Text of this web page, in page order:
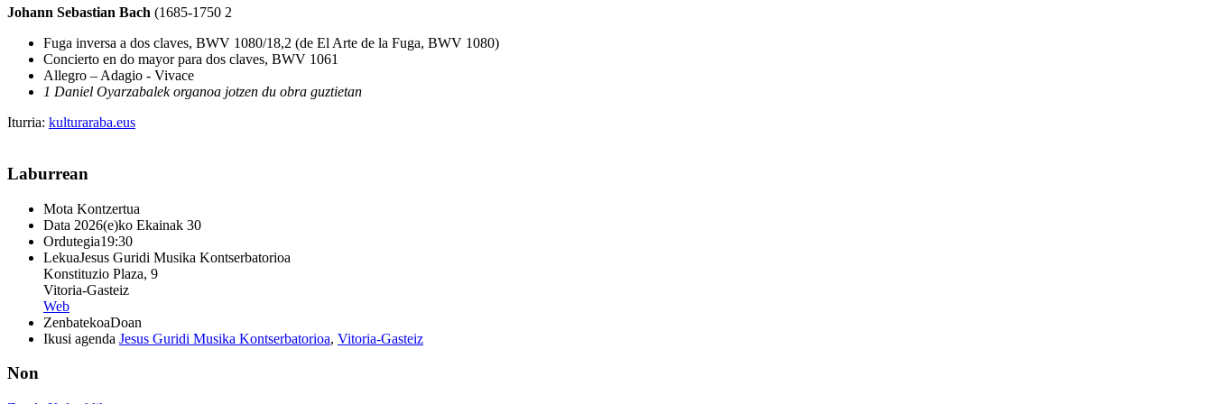
Johann Sebastian Bach (1685-1750 2
Fuga inversa a dos claves, BWV 1080/18,2 (de El Arte de la Fuga, BWV 1080)
Concierto en do mayor para dos claves, BWV 1061
Allegro – Adagio - Vivace
1 Daniel Oyarzabalek organoa jotzen du obra guztietan
Iturria: kulturaraba.eus
Laburrean
Mota Kontzertua
Data 2026(e)ko Ekainak 30
Ordutegia19:30
LekuaJesus Guridi Musika Kontserbatorioa
Konstituzio Plaza, 9
Vitoria-Gasteiz
Web
ZenbatekoaDoan
Ikusi agenda Jesus Guridi Musika Kontserbatorioa, Vitoria-Gasteiz
Non